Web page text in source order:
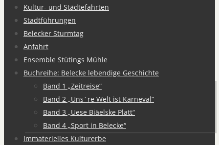
Kultur- und Städtefahrten
Stadtführungen
Belecker Sturmtag
Anfahrt
Ensemble Stütings Mühle
Buchreihe: Belecke lebendige Geschichte
Band 1 „Zeitreise“
Band 2 „Uns´re Welt ist Karneval“
Band 3 „Uese Biäelske Platt“
Band 4 „Sport in Belecke“
Immaterielles Kulturerbe